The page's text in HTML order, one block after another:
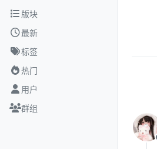
跳转至内容
版块
最新
标签
热门
用户
群组